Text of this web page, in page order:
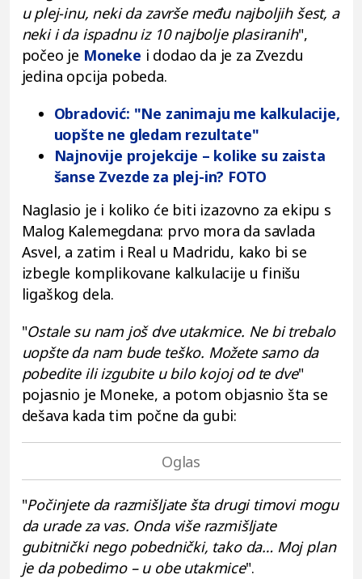
u plej-inu, neki da završe među najboljih šest, a
neki i da ispadnu iz 10 najbolje plasiranih",
počeo je Moneke i dodao da je za Zvezdu
jedina opcija pobeda.
Obradović: "Ne zanimaju me kalkulacije,
uopšte ne gledam rezultate"
Najnovije projekcije – kolike su zaista
šanse Zvezde za plej-in? FOTO
Naglasio je i koliko će biti izazovno za ekipu s
Malog Kalemegdana: prvo mora da savlada
Asvel, a zatim i Real u Madridu, kako bi se
izbegle komplikovane kalkulacije u finišu
ligaškog dela.
"Ostale su nam još dve utakmice. Ne bi trebalo
uopšte da nam bude teško. Možete samo da
pobedite ili izgubite u bilo kojoj od te dve"
pojasnio je Moneke, a potom objasnio šta se
dešava kada tim počne da gubi:
"Počinjete da razmišljate šta drugi timovi mogu
da urade za vas. Onda više razmišljate
gubitnički nego pobednički, tako da… Moj plan
je da pobedimo – u obe utakmice".